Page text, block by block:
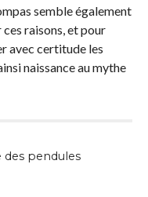
semble également
ces raisons, et pour
avec certitude les
naissance au mythe
des pendules